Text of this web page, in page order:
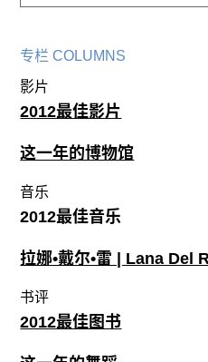
专栏 COLUMNS
影片
2012最佳影片
这一年的博物馆
音乐
2012最佳音乐
拉娜•戴尔•雷 | Lana Del
书评
2012最佳图书